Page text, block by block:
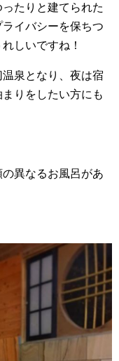
たりと建てられた
イバシーを保ちつ
しいですね！
泉となり、夜は宿
りをしたい方にも
異なるお風呂があ